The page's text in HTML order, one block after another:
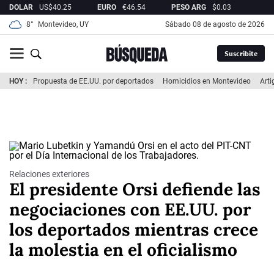
DOLAR US$40.25 EURO €46.54 PESO ARG $0.03
8°
Montevideo, UY sábado 08 de agosto de 2026
Suscribite
HOY Propuesta de EE.UU. por deportados Homicidios en Montevideo
Relaciones exteriores
El presidente Orsi defiende las
negociaciones con EE.UU. por
los deportados mientras crece
la molestia en el oficialismo